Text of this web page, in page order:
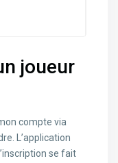
joueur
compte via
L’application
se fait